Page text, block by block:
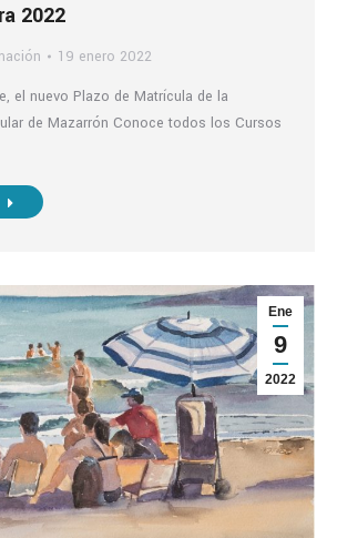
2022
19 enero 2022
el nuevo Plazo de Matrícula de la
de Mazarrón Conoce todos los Cursos
Ene
9
2022